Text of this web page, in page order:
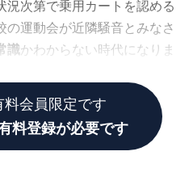
況次第で乗用カートを認める
運動会が近隣騒音とみなさ
識かわからない時代になりま
料会員限定です
料登録が必要です